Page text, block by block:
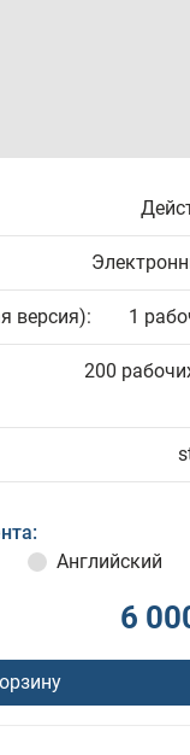
версия): 1
200
Английский
6